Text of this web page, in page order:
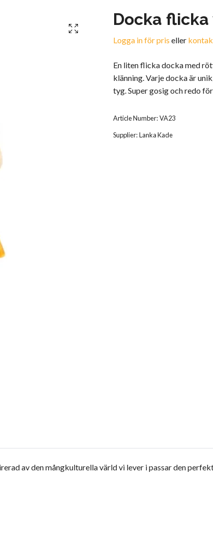
Docka
Logga in för pris eller
En liten flicka docka med
klänning. Varje docka är
tyg. Super gosig och redo
Article Number:VA23
Supplier:Lanka Kade
av den mångkulturella värld vi lever i passar den